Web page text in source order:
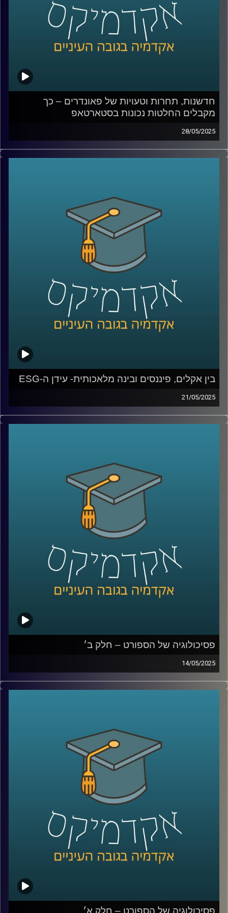
האם רובוט יכול לגרום לי לקנות משהו, או דווקא לגרום לי
להרגיש שייך? ואיפה עובר הקו בין טכנולוגיה שמשפרת את
חיינו לכזו שמעצבת אותנו מבלי שנרגיש
קרדיט תמונות:AudioVersity
חדשנות, תחרות וטעויות של פאונדרים – כך
מקבלים החלטות נכונות בסטארטאפ
28/05/2025
מה קורה כשסטארטאפ נכנס לשוק תחרותי?
האם ניסיון קודם ומעורבות הפאונדרים תמיד עוזרים או
בפרק הזה של אקדמיקס אני מארחת את פרופ’ ניראון חשאי,
דיקן בית הספר אריסון למנהל עסקים באוניברסיטת רייכמן,
חוקר מוביל בתחום האסטרטגיה, חדשנות ויזמות.
נשוחח על מצבה של ישראל כ”אומת הסטארטאפ”, על
מהמחקרים שלו – שמלמדים אותנו איך תחרות, חדשנות וניסיון
מעצבים את ההצלחה של חברות.
קרדיט תמונות:AudioVersity
בין אקלים, פיננסים ובינה מלאכותית- עידן ה-ESG
21/05/2025
עולם הפיננסים, שהיה מזוהה במשך עשורים עם מספרים,
רווחים וצמיחה, מתמודד היום עם שאלות נוספות: איך
והאם ייתכן שכלכלה, חברה וסביבה לא עומדות בסתירה אלא
דווקא תלויות זו בזו?
במקביל, הבינה המלאכותית היוצרת נכנסת לעולמנו בקצב
מסחרר, ומציעה פתרונות טכנולוגיים פורצי דרך לאתגרים
אבל גם כאן ההתלהבות מלווה בחשש: מה ההשפעה של
האלגוריתמים על פרטיות, תעסוקה וצריכת אנרגיה?
האם מדובר במהפכה ירוקה או באשליה מסוכנת?
כדי לדבר על כל השאלות האלו, נמצא איתנו היום אחד הקולות
המובילים בישראל בכל מה שקשור ל-ESG, פיננסים ומנהיגות
יאיר אבידן, יו״ר הועדה המייעצת וראש פורום עמיתים במרכז
אריסון ל-ESG באוניברסיטת רייכמן, ולשעבר המפקח על
הבנקים שמאחוריו תפקידים מרכזיים בכלכלה הישראלית.
קרדיט תמונות:AudioVersity
פסיכולוגיה של הספורט – חלק ב׳
14/05/2025
קשיים מנטלים של ספורטאים, שופטים ורפורמות בתחום
ובפרק הזה נמשיך ונדבר עם ד״ר רועי סמואל, חוקר ומרצה
בפסיכולוגיה של הספורט והפעילות הגופנית בחטיבת
הפסיכולוגיה של הספורט, המאמץ, והביצוע באוניברסיטת
נעמיק בתחום המשברים נפשיים, פציעות, אולימפיאדה,
התמודדויות וטעויות של ספורטאים, מעורבות הורית ותיאוריות
משמעותיות בתחום שמקבלות תוקף ממש בימים אלו.
קרדיט תמונות:AudioVersity
פסיכולוגיה של הספורט – חלק א׳